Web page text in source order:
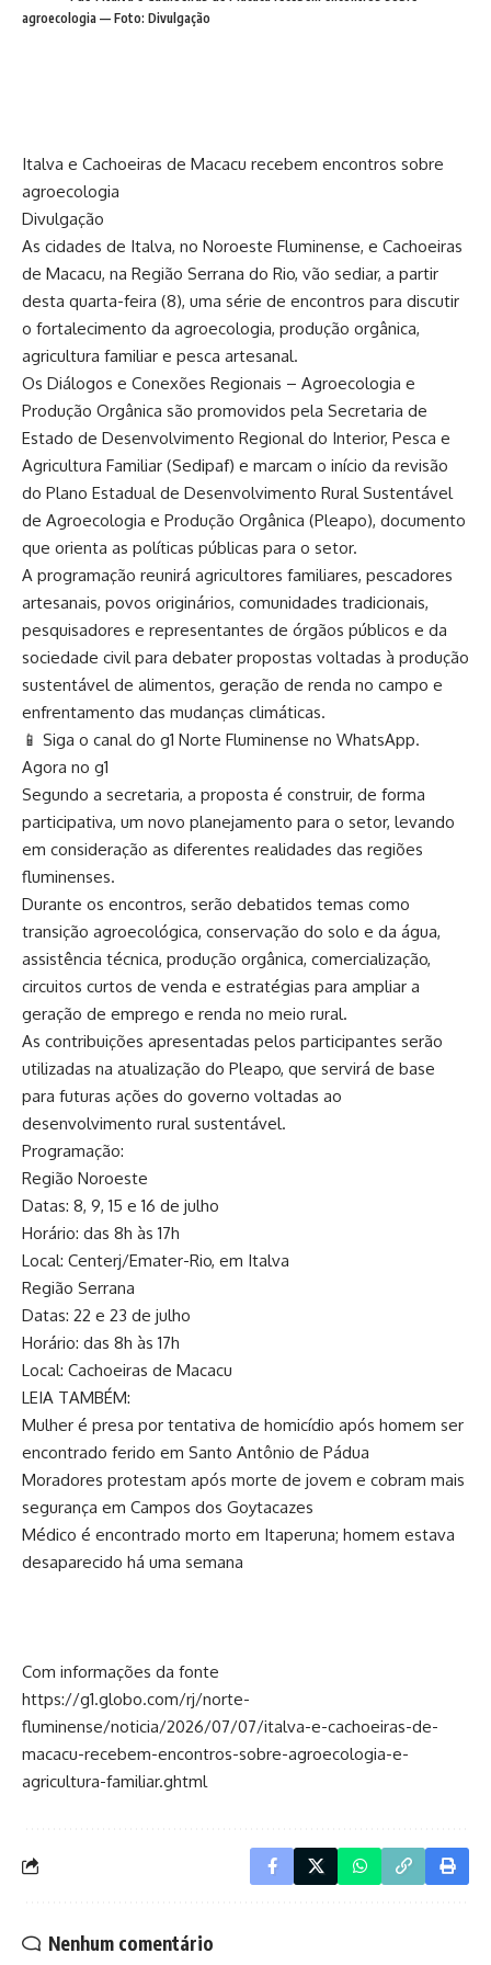
agroecologia — Foto: Divulgação
Italva e Cachoeiras de Macacu recebem encontros sobre
agroecologia
Divulgação
As cidades de Italva, no Noroeste Fluminense, e Cachoeiras
de Macacu, na Região Serrana do Rio, vão sediar, a partir
desta quarta-feira (8), uma série de encontros para discutir
o fortalecimento da agroecologia, produção orgânica,
agricultura familiar e pesca artesanal.
Os Diálogos e Conexões Regionais – Agroecologia e
Produção Orgânica são promovidos pela Secretaria de
Estado de Desenvolvimento Regional do Interior, Pesca e
Agricultura Familiar (Sedipaf) e marcam o início da revisão
do Plano Estadual de Desenvolvimento Rural Sustentável
de Agroecologia e Produção Orgânica (Pleapo), documento
que orienta as políticas públicas para o setor.
A programação reunirá agricultores familiares, pescadores
artesanais, povos originários, comunidades tradicionais,
pesquisadores e representantes de órgãos públicos e da
sociedade civil para debater propostas voltadas à produção
sustentável de alimentos, geração de renda no campo e
enfrentamento das mudanças climáticas.
📱 Siga o canal do g1 Norte Fluminense no WhatsApp.
Agora no g1
Segundo a secretaria, a proposta é construir, de forma
participativa, um novo planejamento para o setor, levando
em consideração as diferentes realidades das regiões
fluminenses.
Durante os encontros, serão debatidos temas como
transição agroecológica, conservação do solo e da água,
assistência técnica, produção orgânica, comercialização,
circuitos curtos de venda e estratégias para ampliar a
geração de emprego e renda no meio rural.
As contribuições apresentadas pelos participantes serão
utilizadas na atualização do Pleapo, que servirá de base
para futuras ações do governo voltadas ao
desenvolvimento rural sustentável.
Programação:
Região Noroeste
Datas: 8, 9, 15 e 16 de julho
Horário: das 8h às 17h
Local: Centerj/Emater-Rio, em Italva
Região Serrana
Datas: 22 e 23 de julho
Horário: das 8h às 17h
Local: Cachoeiras de Macacu
LEIA TAMBÉM:
Mulher é presa por tentativa de homicídio após homem ser
encontrado ferido em Santo Antônio de Pádua
Moradores protestam após morte de jovem e cobram mais
segurança em Campos dos Goytacazes
Médico é encontrado morto em Itaperuna; homem estava
desaparecido há uma semana
Com informações da fonte
https://g1.globo.com/rj/norte-
fluminense/noticia/2026/07/07/italva-e-cachoeiras-de-
macacu-recebem-encontros-sobre-agroecologia-e-
agricultura-familiar.ghtml
Nenhum comentário